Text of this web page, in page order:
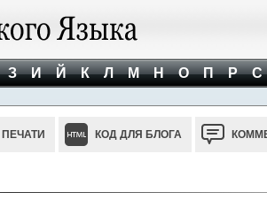
З И Й К Л М Н О П Р С
КОД ДЛЯ БЛОГА